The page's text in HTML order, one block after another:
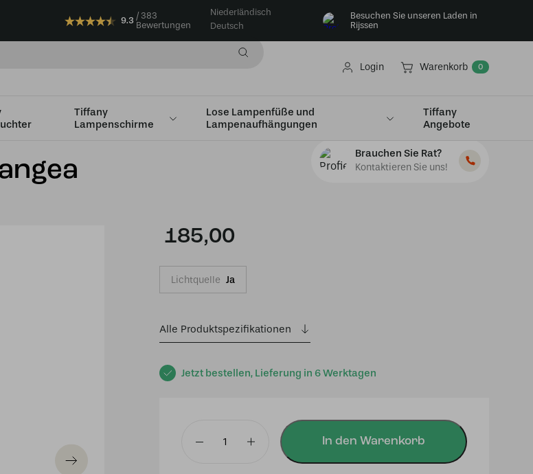
9.3
383
Bewertungen
Niederländisch
Deutsch
Besuchen Sie unseren Laden in
Rijssen
Login Warenkorb 0
Tiffany
Lampenschirme
Lose Lampenfüße und
Lampenaufhängungen
Tiffany
Angebote
Hydrangea
Brauchen Sie Rat?
Kontaktieren Sie uns!
Jetzt bestellen, Lieferung in 6 Werktagen
185,00
Lichtquelle Ja
Alle Produktspezifikationen
In den Warenkorb